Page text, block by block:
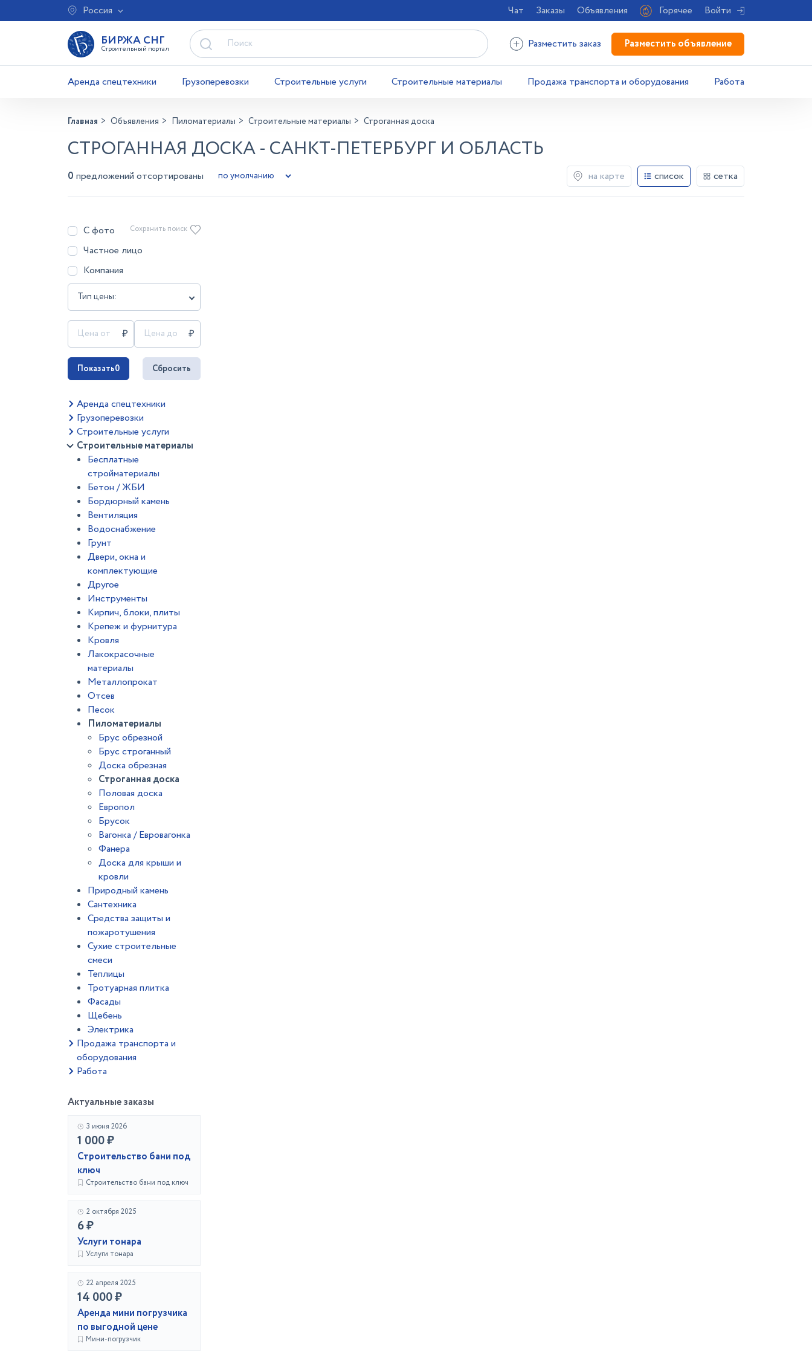
Россия Чат Заказы Объявления Горячее Войти
БИРЖА СНГ
Строительный портал Разместить заказ Разместить объявление
Аренда спецтехники Грузоперевозки Строительные услуги Строительные материалы Продажа транспорта и оборудования Работа
Главная Объявления Пиломатериалы Строительные материалы Строганная доска
СТРОГАННАЯ ДОСКА - САНКТ-ПЕТЕРБУРГ И ОБЛАСТЬ
0 предложений отсортированы на карте список сетка
С фото
Частное лицо
Компания
Тип цены:
Сохранить поиск
Показать0 Сбросить
Аренда спецтехники
Грузоперевозки
Строительные услуги
Строительные материалы
Бесплатные
стройматериалы
Бетон / ЖБИ
Бордюрный камень
Вентиляция
Водоснабжение
Грунт
Двери, окна и
комплектующие
Другое
Инструменты
Кирпич, блоки, плиты
Крепеж и фурнитура
Кровля
Лакокрасочные
материалы
Металлопрокат
Отсев
Песок
Пиломатериалы
Брус обрезной
Брус строганный
Доска обрезная
Строганная доска
Половая доска
Европол
Брусок
Вагонка / Евровагонка
Фанера
Доска для крыши и
кровли
Природный камень
Сантехника
Средства защиты и
пожаротушения
Сухие строительные
смеси
Теплицы
Тротуарная плитка
Фасады
Щебень
Электрика
Продажа транспорта и
оборудования
Работа
Актуальные заказы
3 июня 2026
1 000 ₽
Строительство бани под
ключ
Строительство бани под ключ
2 октября 2025
6 ₽
Услуги тонара
Услуги тонара
22 апреля 2025
14 000 ₽
Аренда мини погрузчика
по выгодной цене
Мини-погрузчик